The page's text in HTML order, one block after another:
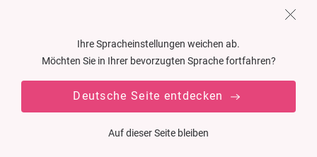
Ihre Spracheinstellungen weichen ab.
Möchten Sie in Ihrer bevorzugten Sprache fortfahren?
Deutsche Seite entdecken
Auf dieser Seite bleiben